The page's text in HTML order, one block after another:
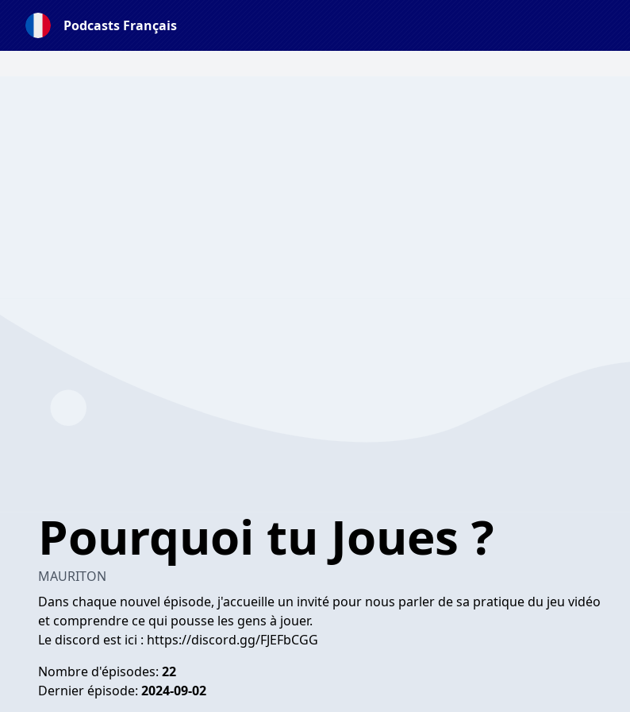
Podcasts Français
Pourquoi tu Joues ?
MAURITON
Dans chaque nouvel épisode, j'accueille un invité pour nous parler de sa pratique du jeu vidéo
et comprendre ce qui pousse les gens à jouer.
Le discord est ici : https://discord.gg/FJEFbCGG
Nombre d'épisodes: 22
Dernier épisode: 2024-09-02